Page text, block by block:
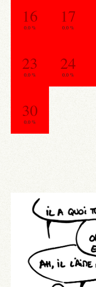
16
0.0 %
17
0.0 %
23
0.0 %
24
0.0 %
30
0.0 %